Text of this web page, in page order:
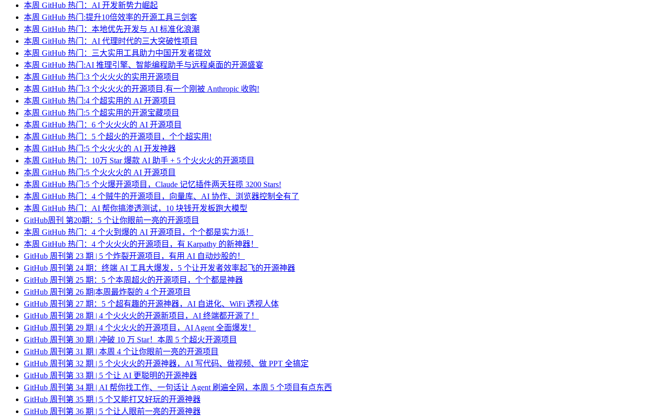
本周 GitHub 热门：AI 开发新势力崛起
本周 GitHub 热门:提升10倍效率的开源工具三剑客
本周 GitHub 热门：本地优先开发与 AI 标准化浪潮
本周 GitHub 热门：AI 代理时代的三大突破性项目
本周 GitHub 热门：三大实用工具助力中国开发者提效
本周 GitHub 热门:AI 推理引擎、智能编程助手与远程桌面的开源盛宴
本周 GitHub 热门:3 个火火火的实用开源项目
本周 GitHub 热门:3 个火火火的开源项目,有一个刚被 Anthropic 收购!
本周 GitHub 热门:4 个超实用的 AI 开源项目
本周 GitHub 热门:5 个超实用的开源宝藏项目
本周 GitHub 热门：6 个火火火的 AI 开源项目
本周 GitHub 热门：5 个超火的开源项目，个个超实用!
本周 GitHub 热门:5 个火火火的 AI 开发神器
本周 GitHub 热门：10万 Star 爆款 AI 助手 + 5 个火火火的开源项目
本周 GitHub 热门:5 个火火火的 AI 开源项目
本周 GitHub 热门:5 个火爆开源项目，Claude 记忆插件两天狂揽 3200 Stars!
本周 GitHub 热门：4 个贼牛的开源项目，向量库、AI 协作、浏览器控制全有了
本周 GitHub 热门：AI 帮你搞渗透测试，10 块钱开发板跑大模型
GitHub周刊 第20期：5 个让你眼前一亮的开源项目
本周 GitHub 热门：4 个火到爆的 AI 开源项目，个个都是实力派！
本周 GitHub 热门：4 个火火火的开源项目，有 Karpathy 的新神器！
GitHub 周刊第 23 期 | 5 个炸裂开源项目，有用 AI 自动炒股的！
GitHub 周刊第 24 期：终端 AI 工具大爆发，5 个让开发者效率起飞的开源神器
GitHub 周刊第 25 期：5 个本周超火的开源项目，个个都是神器
GitHub 周刊第 26 期|本周最炸裂的 4 个开源项目
GitHub 周刊第 27 期：5 个超有趣的开源神器，AI 自进化、WiFi 透视人体
GitHub 周刊第 28 期 | 4 个火火火的开源新项目，AI 终端都开源了！
GitHub 周刊第 29 期 | 4 个火火火的开源项目，AI Agent 全面爆发！
GitHub 周刊第 30 期 | 冲破 10 万 Star！本周 5 个超火开源项目
GitHub 周刊第 31 期 | 本周 4 个让你眼前一亮的开源项目
GitHub 周刊第 32 期 | 5 个火火火的开源神器，AI 写代码、做视频、做 PPT 全搞定
GitHub 周刊第 33 期 | 5 个让 AI 更聪明的开源神器
GitHub 周刊第 34 期 | AI 帮你找工作、一句话让 Agent 刷遍全网，本周 5 个项目有点东西
GitHub 周刊第 35 期 | 5 个又能打又好玩的开源神器
GitHub 周刊第 36 期 | 5 个让人眼前一亮的开源神器